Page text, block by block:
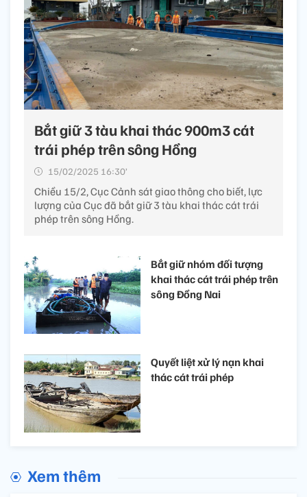
Bắt giữ 3 tàu khai thác 900m3 cát
trái phép trên sông Hồng
15/02/2025 16:30’
Chiều 15/2, Cục Cảnh sát giao thông cho biết, lực
lượng của Cục đã bắt giữ 3 tàu khai thác cát trái
phép trên sông Hồng.
Bắt giữ nhóm đối tượng
khai thác cát trái phép trên
sông Đồng Nai
Quyết liệt xử lý nạn khai
thác cát trái phép
Xem thêm